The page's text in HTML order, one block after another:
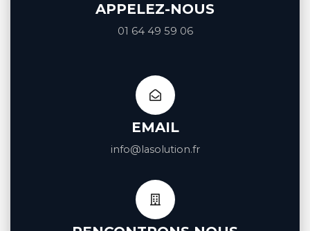
APPELEZ-NOUS
01 64 49 59 06
EMAIL
info@lasolution.fr